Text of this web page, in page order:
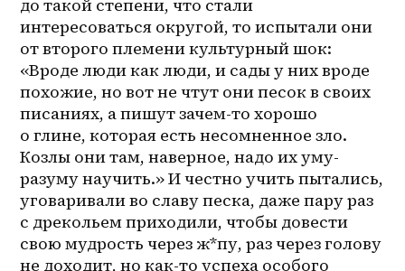
до такой степени, что стали
интересоваться округой, то испытали они
от второго племени культурный шок:
«Вроде люди как люди, и сады у них вроде
похожие, но вот не чтут они песок в своих
писаниях, а пишут зачем-то хорошо
о глине, которая есть несомненное зло.
Козлы они там, наверное, надо их уму-
разуму научить.» И честно учить пытались,
уговаривали во славу песка, даже пару раз
с дрекольем приходили, чтобы довести
свою мудрость через ж*пу, раз через голову
не доходит, но как-то успеха особого